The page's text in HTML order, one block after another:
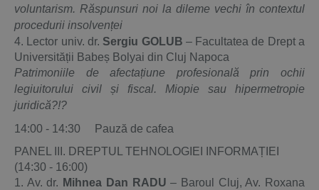
voluntarism. Răspunsuri noi la dileme vechi în contextul
procedurii insolvenței
4. Lector univ. dr. Sergiu GOLUB – Facultatea de Drept a
Universității Babeș Bolyai din Cluj Napoca
Patrimoniile de afectațiune profesională prin ochii
legiuitorului civil și fiscal. Miopie sau hipermetropie
juridică?!?
14:00 - 14:30 Pauză de cafea
PANEL III. DREPTUL TEHNOLOGIEI INFORMAȚIEI
(14:30 - 16:00)
1. Av. dr. Mihnea Dan RADU – Baroul Cluj, Av. Roxana